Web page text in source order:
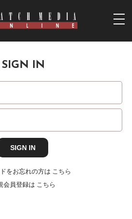
SIGN IN
をお忘れの方は こちら
会員登録は こちら